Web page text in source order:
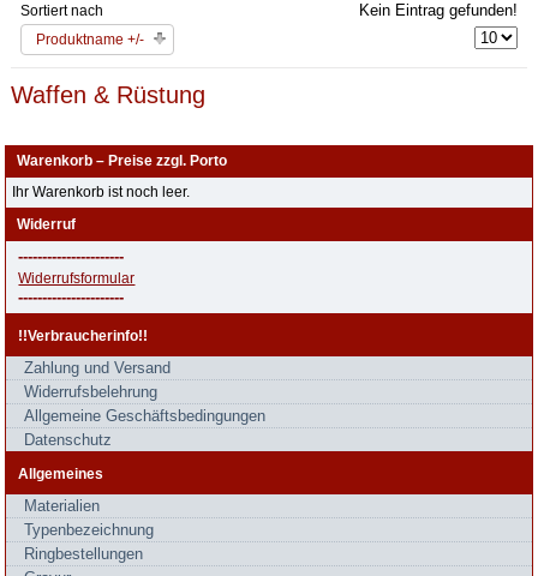
Sortiert nach
Produktname +/-
Kein Eintrag gefunden!
Waffen & Rüstung
Warenkorb – Preise zzgl. Porto
Ihr Warenkorb ist noch leer.
Widerruf
----------------------
Widerrufsformular
----------------------
!!Verbraucherinfo!!
Zahlung und Versand
Widerrufsbelehrung
Allgemeine Geschäftsbedingungen
Datenschutz
Allgemeines
Materialien
Typenbezeichnung
Ringbestellungen